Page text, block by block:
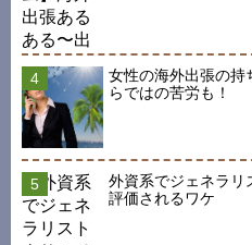
女性の海外出張の持
らではの苦労も！
外資系でジェネラリ
評価されるワケ